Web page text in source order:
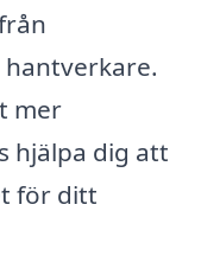
mer
hjälpa dig att
för ditt